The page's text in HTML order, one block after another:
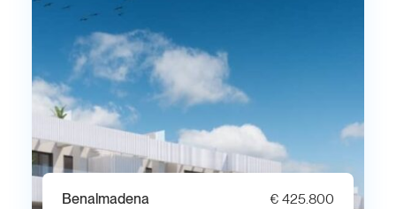
Benalmadena
€ 425.800